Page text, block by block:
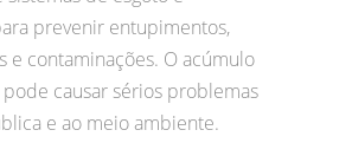
prevenir entupimentos,
e contaminações. O acúmulo
causar sérios problemas
e ao meio ambiente.